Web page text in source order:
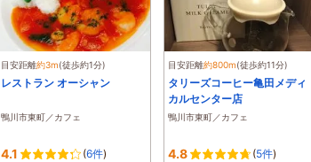
目安距離約3m(徒歩約1分)
レストラン オーシャン
鴨川市東町／カフェ
4.1 (6件)
目安距離約800m(徒歩約11分)
タリーズコーヒー亀田メディ
カルセンター店
鴨川市東町／カフェ
4.8 (5件)